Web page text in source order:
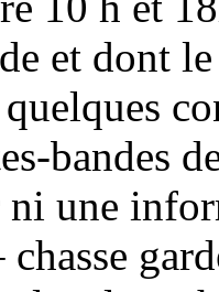
et dont
bandes
ni une